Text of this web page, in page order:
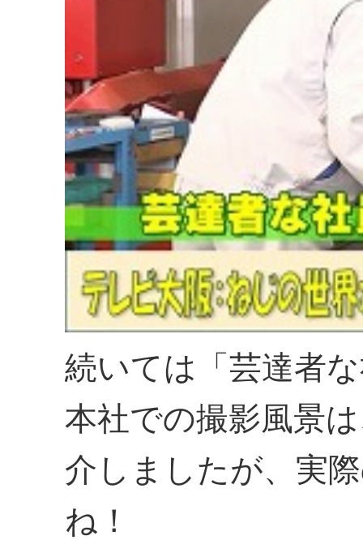
続いては「芸達者
本社での撮影風景
介しましたが、実
ね！